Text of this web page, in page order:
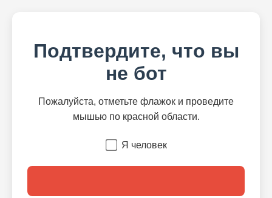
Подтвердите, что вы
не бот
Пожалуйста, отметьте флажок и проведите
мышью по красной области.
Я человек